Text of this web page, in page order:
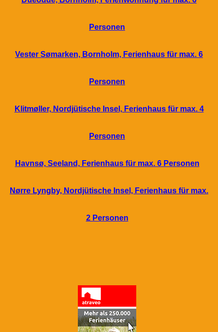
Personen
Vester Sømarken, Bornholm, Ferienhaus für max. 6
Personen
Klitmøller, Nordjütische Insel, Ferienhaus für max. 4
Personen
Havnsø, Seeland, Ferienhaus für max. 6 Personen
Nørre Lyngby, Nordjütische Insel, Ferienhaus für max.
2 Personen